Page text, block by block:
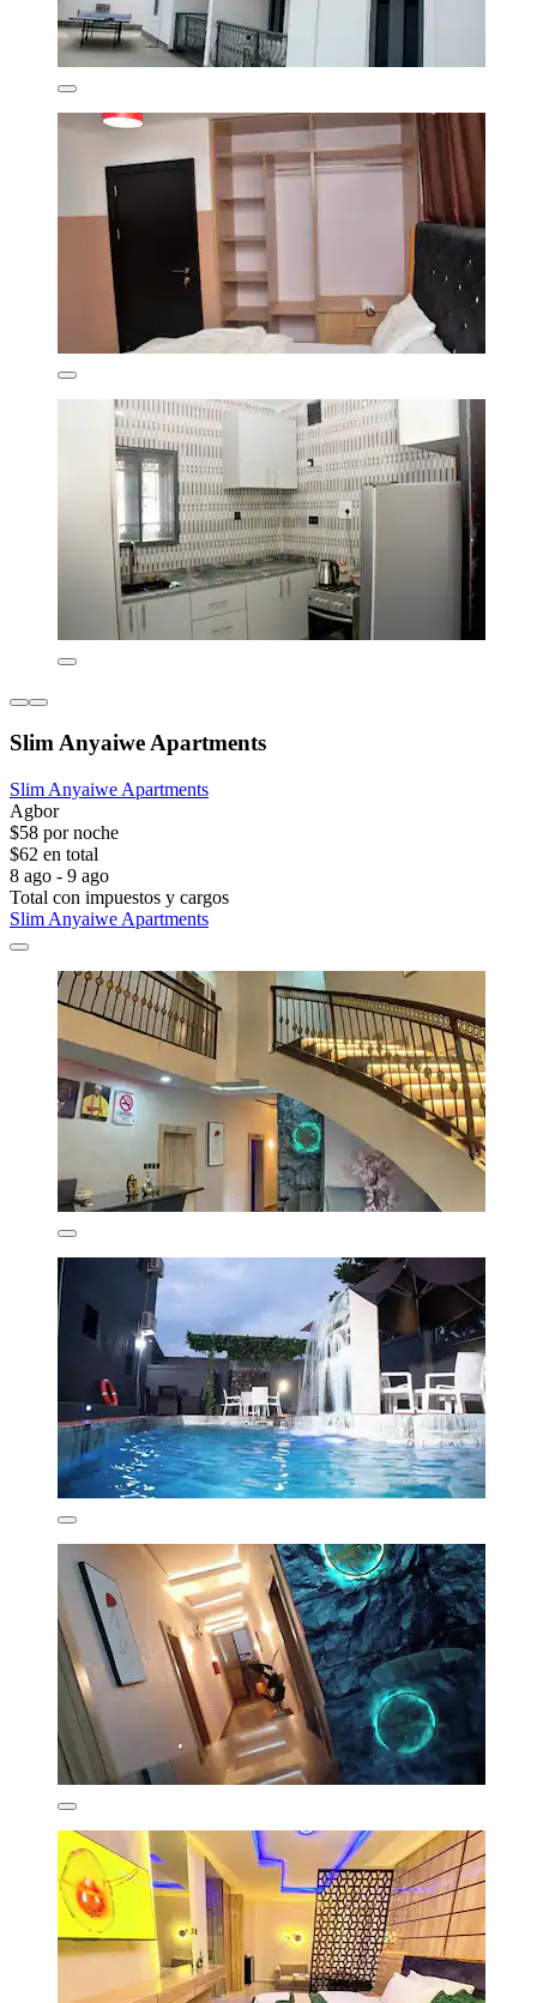
Slim Anyaiwe Apartments
Slim Anyaiwe Apartments
Agbor
$58 por noche
$62 en total
8 ago - 9 ago
Total con impuestos y cargos
Slim Anyaiwe Apartments